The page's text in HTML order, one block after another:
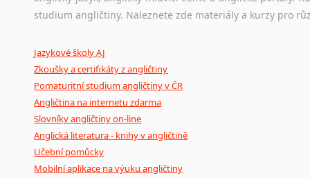
Ostatní pomůcky pro překladatele
poradny a pravidla
studium angličtiny. Naleznete zde materiály a kurzy pro
Jazykové školy AJ
Zkoušky a certifikáty z angličtiny
Pomaturitní studium angličtiny v ČR
Angličtina na internetu zdarma
Slovníky angličtiny on-line
Anglická literatura - knihy v angličtině
Učební pomůcky
Mobilní aplikace na výuku angličtiny